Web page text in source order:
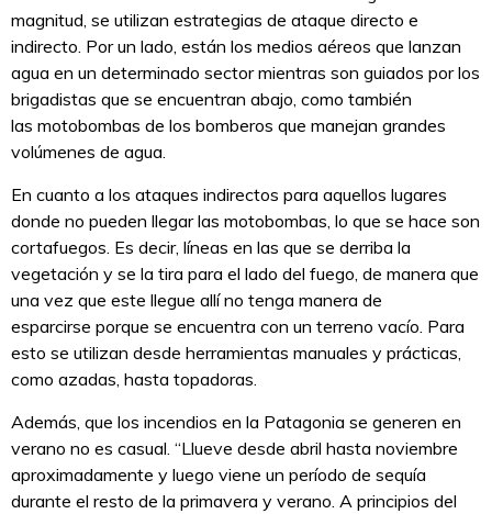
magnitud, se utilizan estrategias de ataque directo e
indirecto. Por un lado, están los medios aéreos que lanzan
agua en un determinado sector mientras son guiados por los
brigadistas que se encuentran abajo, como también
las motobombas de los bomberos que manejan grandes
volúmenes de agua.
En cuanto a los ataques indirectos para aquellos lugares
donde no pueden llegar las motobombas, lo que se hace son
cortafuegos. Es decir, líneas en las que se derriba la
vegetación y se la tira para el lado del fuego, de manera que
una vez que este llegue allí no tenga manera de
esparcirse porque se encuentra con un terreno vacío. Para
esto se utilizan desde herramientas manuales y prácticas,
como azadas, hasta topadoras.
Además, que los incendios en la Patagonia se generen en
verano no es casual. “Llueve desde abril hasta noviembre
aproximadamente y luego viene un período de sequía
durante el resto de la primavera y verano. A principios del